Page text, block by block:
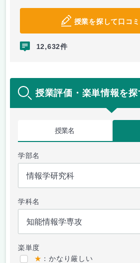
授業を探して口コミ
12,632件
授業評価・楽単情報を探
授業名
学部名
学科名
楽単度
★ ：かなり厳しい